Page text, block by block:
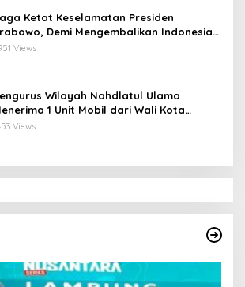
Ketat Keselamatan Presiden
Demi Mengembalikan Indonesia
Macan Asia
Views
Wilayah Nahdlatul Ulama
1 Unit Mobil dari Wali Kota
Lampung
Views